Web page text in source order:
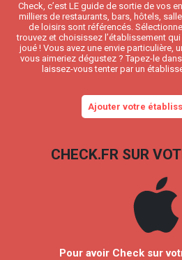
Check, c’est LE guide de sortie de vos
milliers de restaurants, bars, hôtels,
de loisirs sont référencés.
trouvez et choisissez l’établissement
joué ! Vous avez une envie particulière,
vous aimeriez dégustez ? Tapez-le
laissez-vous tenter par un
Ajouter votre
CHECK.FR SUR
Pour avoir Check sur